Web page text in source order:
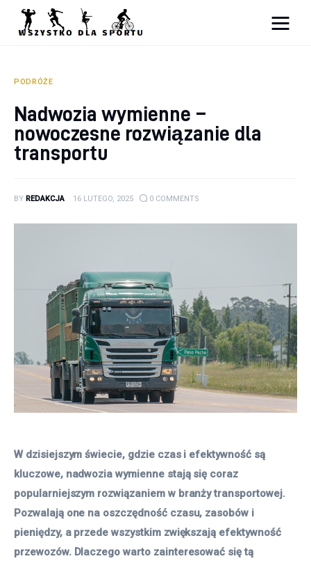
Ciekawostki
Dziecko
PODRÓŻE
Nadwozia wymienne –
nowoczesne rozwiązanie dla
transportu
BY REDAKCJA 16 LUTEGO, 2025 0 COMMENTS
W dzisiejszym świecie, gdzie czas i efektywność są
kluczowe, nadwozia wymienne stają się coraz
popularniejszym rozwiązaniem w branży transportowej.
Pozwalają one na oszczędność czasu, zasobów i
pieniędzy, a przede wszystkim zwiększają efektywność
przewozów. Dlaczego warto zainteresować się tą